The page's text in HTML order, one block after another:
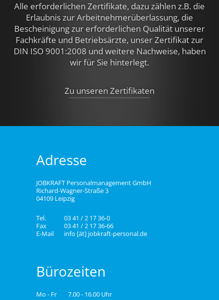
Alle erforderlichen Zertifikate, dazu zählen z.B. die
Erlaubnis zur Arbeitnehmerüberlassung, die
Bescheinigung zur erforderlichen Qualität unserer
Fachkräfte und Betriebsärzte, unser Zertifikat zur
DIN ISO 9001:2008 und weitere Nachweise, haben
wir für Sie hinterlegt.
Zu unseren Zertifikaten
Adresse
JOBKRAFT Personalmanagement GmbH
Richard-Wagner-Straße 3
04109 Leipzig
Tel.
03 41 / 2 17 36-0
Fax
03 41 / 2 17 36-66
E-Mail
info [ät] jobkraft-personal.de
Bürozeiten
Mo - Fr 7.00 - 16.00 Uhr